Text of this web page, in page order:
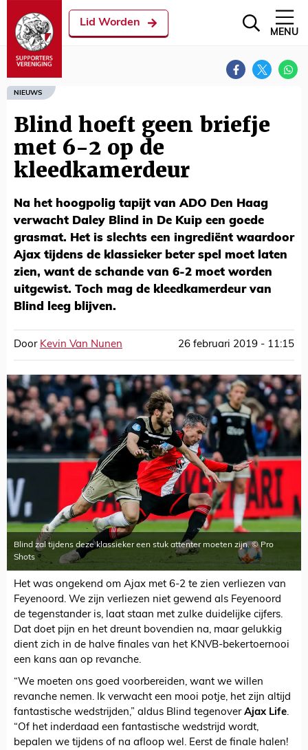
Lid Worden
MENU
NIEUWS
Blind hoeft geen briefje
met 6-2 op de
kleedkamerdeur
Na het hoogpolig tapijt van ADO Den Haag
verwacht Daley Blind in De Kuip een goede
grasmat. Het is slechts een ingrediënt waardoor
Ajax tijdens de klassieker beter spel moet laten
zien, want de schande van 6-2 moet worden
uitgewist. Toch mag de kleedkamerdeur van
Blind leeg blijven.
Door Kevin Van Nunen 26 februari 2019 - 11:15
Blind zal tijdens deze klassieker een stuk attenter moeten zijn. © Pro
Shots
Het was ongekend om Ajax met 6-2 te zien verliezen van
Feyenoord. We zijn verliezen niet gewend als Feyenoord
de tegenstander is, laat staan met zulke duidelijke cijfers.
Dat doet pijn en het dreunt bovendien na, maar gelukkig
dient zich in de halve finales van het KNVB-bekertoernooi
een kans aan op revanche.
“We moeten ons goed voorbereiden, want we willen
revanche nemen. Ik verwacht een mooi potje, het zijn altijd
fantastische wedstrijden,” aldus Blind tegenover Ajax Life.
“Of het inderdaad een fantastische wedstrijd wordt,
bepalen we tijdens of na afloop wel. Eerst de finale halen!